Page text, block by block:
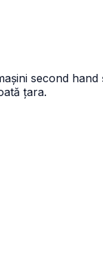
second
țara.